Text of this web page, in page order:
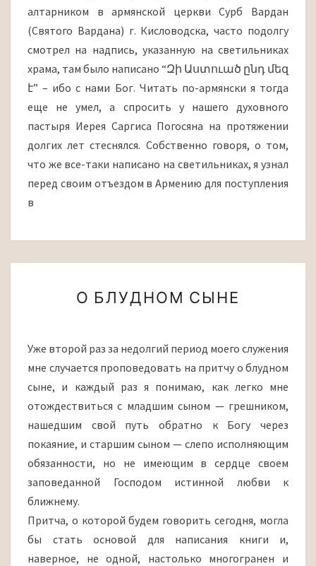
алтарником в армянской церкви Сурб Вардан
(Святого Вардана) г. Кисловодска, часто подолгу
смотрел на надпись, указанную на светильниках
храма, там было написано “Զի Աստուած ընդ մեզ
է” – ибо с нами Бог. Читать по-армянски я тогда
еще не умел, а спросить у нашего духовного
пастыря Иерея Саргиса Погосяна на протяжении
долгих лет стеснялся. Собственно говоря, о том,
что же все-таки написано на светильниках, я узнал
перед своим отъездом в Армению для поступления
в
БЛУДНОМ
О БЛУДНОМ СЫНЕ
Уже второй раз за недолгий период моего служения
мне случается проповедовать на притчу о блудном
сыне, и каждый раз я понимаю, как легко мне
отождествиться с младшим сыном — грешником,
нашедшим свой путь обратно к Богу через
покаяние, и старшим сыном — слепо исполняющим
обязанности, но не имеющим в сердце своем
заповеданной Господом истинной любви к
ближнему.
Притча, о которой будем говорить сегодня, могла
бы стать основой для написания книги и,
наверное, не одной, настолько многогранен и